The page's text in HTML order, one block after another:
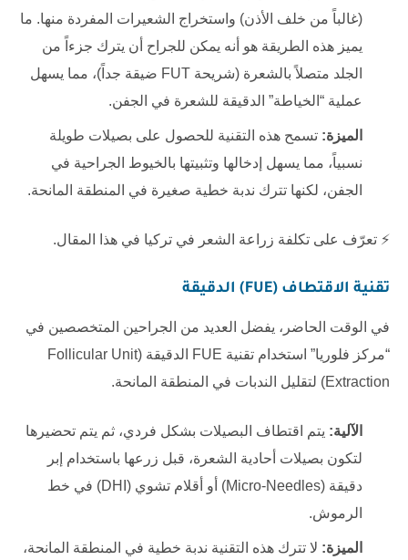
(غالباً من خلف الأذن) واستخراج الشعيرات المفردة منها. ما
يميز هذه الطريقة هو أنه يمكن للجراح أن يترك جزءاً من
الجلد متصلاً بالشعرة (شريحة FUT ضيقة جداً)، مما يسهل
عملية “الخياطة” الدقيقة للشعرة في الجفن.
الميزة: تسمح هذه التقنية للحصول على بصيلات طويلة
نسبياً، مما يسهل إدخالها وتثبيتها بالخيوط الجراحية في
الجفن، لكنها تترك ندبة خطية صغيرة في المنطقة المانحة.
⚡ تعرّف على تكلفة زراعة الشعر في تركيا في هذا المقال.
تقنية الاقتطاف (FUE) الدقيقة
في الوقت الحاضر، يفضل العديد من الجراحين المتخصصين في
“مركز فلوريا” استخدام تقنية FUE الدقيقة (Follicular Unit
Extraction) لتقليل الندبات في المنطقة المانحة.
الآلية: يتم اقتطاف البصيلات بشكل فردي، ثم يتم تحضيرها
لتكون بصيلات أحادية الشعرة، قبل زرعها باستخدام إبر
دقيقة (Micro-Needles) أو أقلام تشوي (DHI) في خط
الرموش.
الميزة: لا تترك هذه التقنية ندبة خطية في المنطقة المانحة،